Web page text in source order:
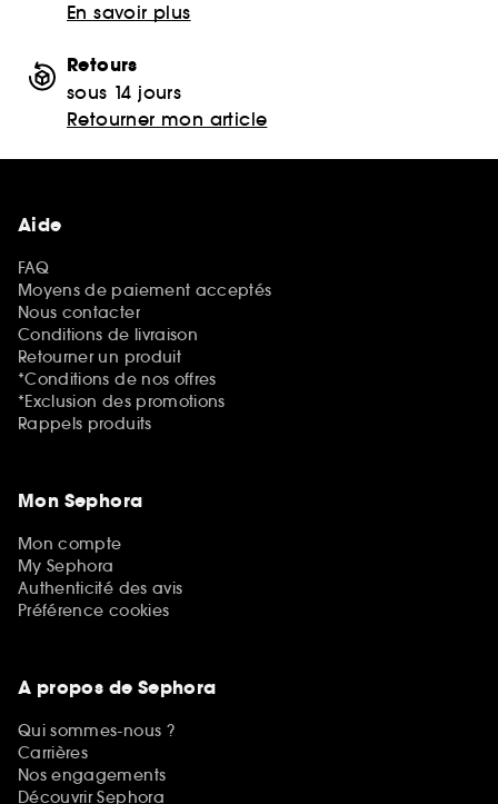
En savoir plus
Retours
sous 14 jours
Retourner mon article
Aide
FAQ
Moyens de paiement acceptés
Nous contacter
Conditions de livraison
Retourner un produit
*Conditions de nos offres
*Exclusion des promotions
Rappels produits
Mon Sephora
Mon compte
My Sephora
Authenticité des avis
Préférence cookies
A propos de Sephora
Qui sommes-nous ?
Carrières
Nos engagements
Découvrir Sephora